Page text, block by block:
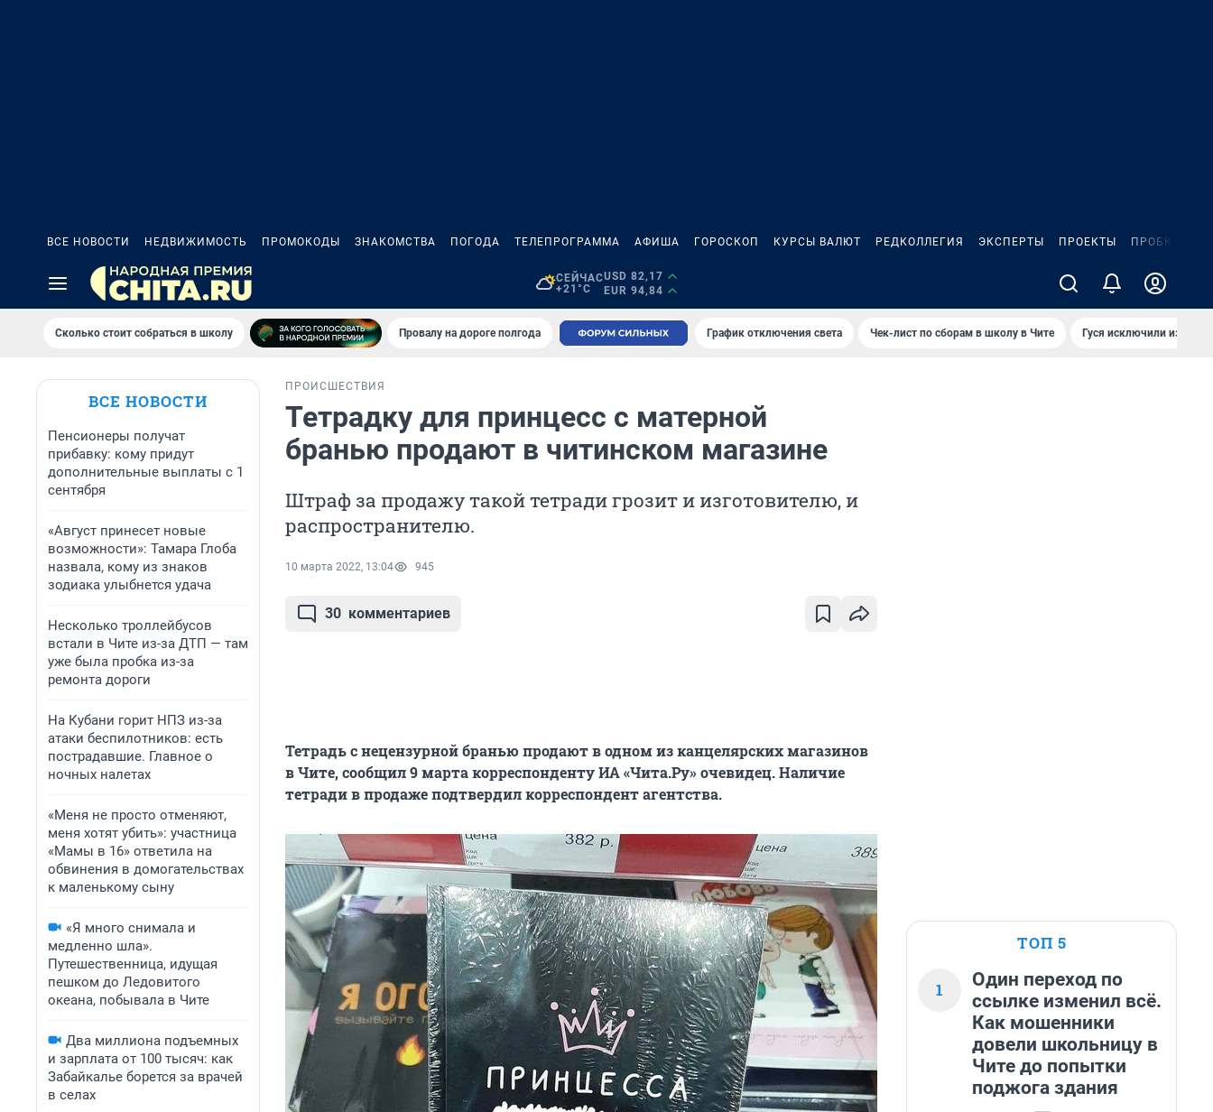
ВСЕ НОВОСТИ НЕДВИЖИМОСТЬ ПРОМОКОДЫ ЗНАКОМСТВА ПОГОДА ТЕЛЕПРОГРАММА АФИША ГОРОСКОП КУРСЫ ВАЛЮТ РЕДКОЛЛЕГИЯ ЭКСПЕРТЫ ПРОЕКТЫ ПРОБКИ
СЕЙЧАС
+21°C
USD 82,17
EUR 94,84
Сколько стоит собраться в школу Провалу на дороге полгода График отключения света Чек-лист по сборам в школу в Чите Гуся исключили из
ВСЕ НОВОСТИ
Пенсионеры получат
прибавку: кому придут
дополнительные выплаты с 1
сентября
«Август принесет новые
возможности»: Тамара Глоба
назвала, кому из знаков
зодиака улыбнется удача
Несколько троллейбусов
встали в Чите из-за ДТП — там
уже была пробка из-за
ремонта дороги
На Кубани горит НПЗ из-за
атаки беспилотников: есть
пострадавшие. Главное о
ночных налетах
«Меня не просто отменяют,
меня хотят убить»: участница
«Мамы в 16» ответила на
обвинения в домогательствах
к маленькому сыну
«Я много снимала и
медленно шла».
Путешественница, идущая
пешком до Ледовитого
океана, побывала в Чите
Два миллиона подъемных
и зарплата от 100 тысяч: как
Забайкалье борется за врачей
в селах
ПРОИСШЕСТВИЯ
Тетрадку для принцесс с матерной
бранью продают в читинском магазине
Штраф за продажу такой тетради грозит и изготовителю, и
распространителю.
10 марта 2022, 13:04 945
30 комментариев
Тетрадь с нецензурной бранью продают в одном из канцелярских магазинов
в Чите, сообщил 9 марта корреспонденту ИА «Чита.Ру» очевидец. Наличие
тетради в продаже подтвердил корреспондент агентства.
ТОП 5
1
Один переход по
ссылке изменил всё.
Как мошенники
довели школьницу в
Чите до попытки
поджога здания